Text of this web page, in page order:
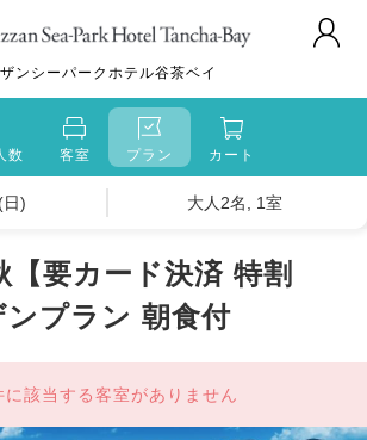
ンシーパークホテル谷茶ベイ
数 客室 プラン カート
) 大人2名, 1室
【要カード決済 特割
ンプラン 朝食付
該当する客室がありません